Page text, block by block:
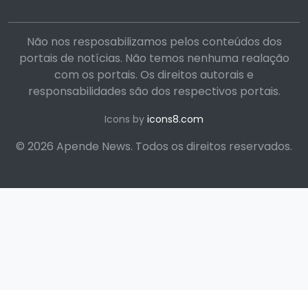
Não nos resposabilizamos pelos conteúdos dos
portais de notícias. Não temos nenhuma realação
com os portais. Os direitos autorais e
responsabilidades são dos respectivos portais.
Icons by icons8.com
© 2026 Apende News. Todos os direitos reservados.